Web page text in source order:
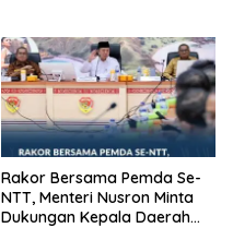
PENJUALAN EMAS
Rakor Bersama Pemda Se-
NTT, Menteri Nusron Minta
Dukungan Kepala Daerah